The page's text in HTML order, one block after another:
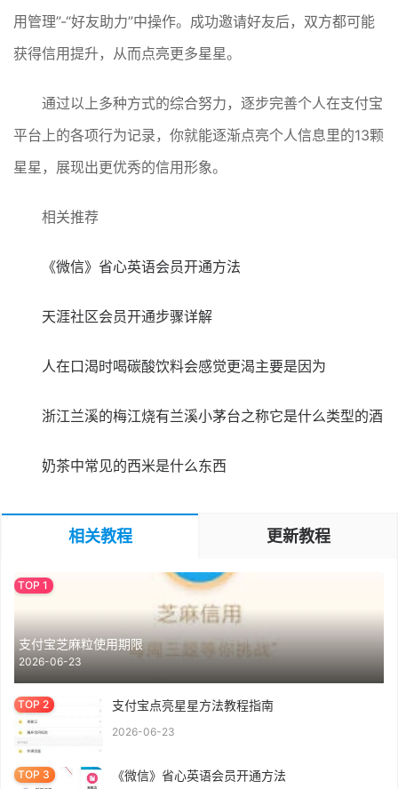
用管理”-“好友助力”中操作。成功邀请好友后，双方都可能
获得信用提升，从而点亮更多星星。
通过以上多种方式的综合努力，逐步完善个人在支付宝
平台上的各项行为记录，你就能逐渐点亮个人信息里的13颗
星星，展现出更优秀的信用形象。
相关推荐
《微信》省心英语会员开通方法
天涯社区会员开通步骤详解
人在口渴时喝碳酸饮料会感觉更渴主要是因为
浙江兰溪的梅江烧有兰溪小茅台之称它是什么类型的酒
奶茶中常见的西米是什么东西
相关教程 更新教程
支付宝芝麻粒使用期限
2026-06-23
支付宝点亮星星方法教程指南
2026-06-23
《微信》省心英语会员开通方法